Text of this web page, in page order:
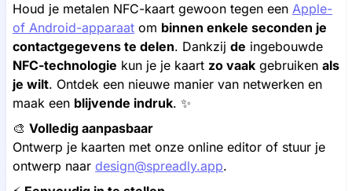
Houd je metalen NFC-kaart gewoon tegen een Apple-
of Android-apparaat om binnen enkele seconden je
contactgegevens te delen. Dankzij de ingebouwde
NFC-technologie kun je je kaart zo vaak gebruiken als
je wilt. Ontdek een nieuwe manier van netwerken en
maak een blijvende indruk. ✨
🎨 Volledig aanpasbaar
Ontwerp je kaarten met onze online editor of stuur je
ontwerp naar design@spreadly.app.